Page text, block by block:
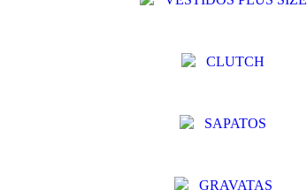
CLUTCH
SAPATOS
GRAVATAS